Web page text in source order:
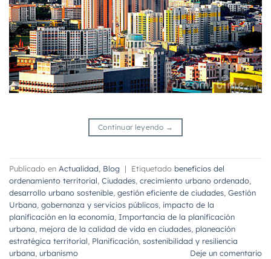
Continuar leyendo →
Publicado en Actualidad Blog | Etiquetado beneficios del
ordenamiento territorial Ciudades crecimiento urbano ordenado
desarrollo urbano sostenible gestión eficiente de ciudades Gestión
Urbana gobernanza y servicios públicos impacto de la
planificación en la economía Importancia de la planificación
urbana mejora de la calidad de vida en ciudades planeación
estratégica territorial Planificación sostenibilidad y resiliencia
urbana urbanismo Deje un comentario